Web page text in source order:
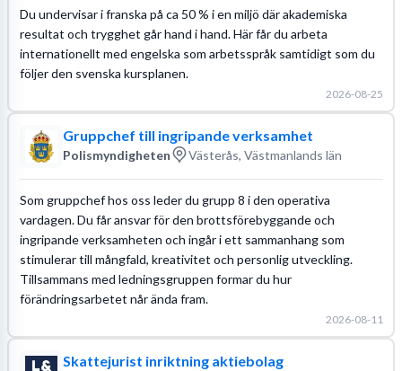
Du undervisar i franska på ca 50 % i en miljö där akademiska
resultat och trygghet går hand i hand. Här får du arbeta
internationellt med engelska som arbetsspråk samtidigt som du
följer den svenska kursplanen.
2026-08-25
Gruppchef till ingripande verksamhet
Polismyndigheten Västerås, Västmanlands län
Som gruppchef hos oss leder du grupp 8 i den operativa
vardagen. Du får ansvar för den brottsförebyggande och
ingripande verksamheten och ingår i ett sammanhang som
stimulerar till mångfald, kreativitet och personlig utveckling.
Tillsammans med ledningsgruppen formar du hur
förändringsarbetet når ända fram.
2026-08-11
Skattejurist inriktning aktiebolag